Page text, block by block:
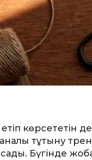
көрсететін
тұтыну
Бүгінде